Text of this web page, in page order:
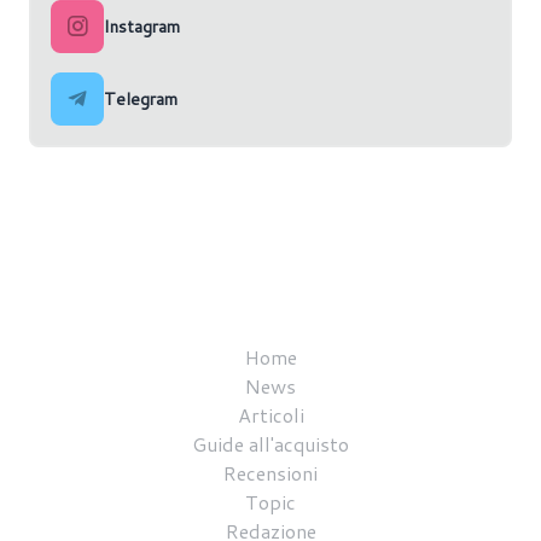
Instagram
Telegram
Home
News
Articoli
Guide all'acquisto
Recensioni
Topic
Redazione